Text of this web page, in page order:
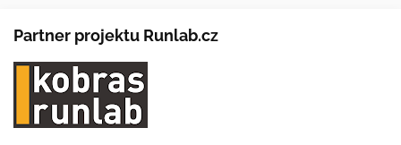
Partner projektu Runlab.cz